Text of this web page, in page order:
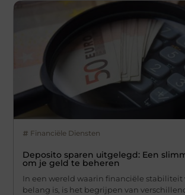
Financiële Diensten
Deposito sparen uitgelegd: Een
om je geld te beheren
In een wereld waarin financiële stabiliteit
belang is, is het begrijpen van